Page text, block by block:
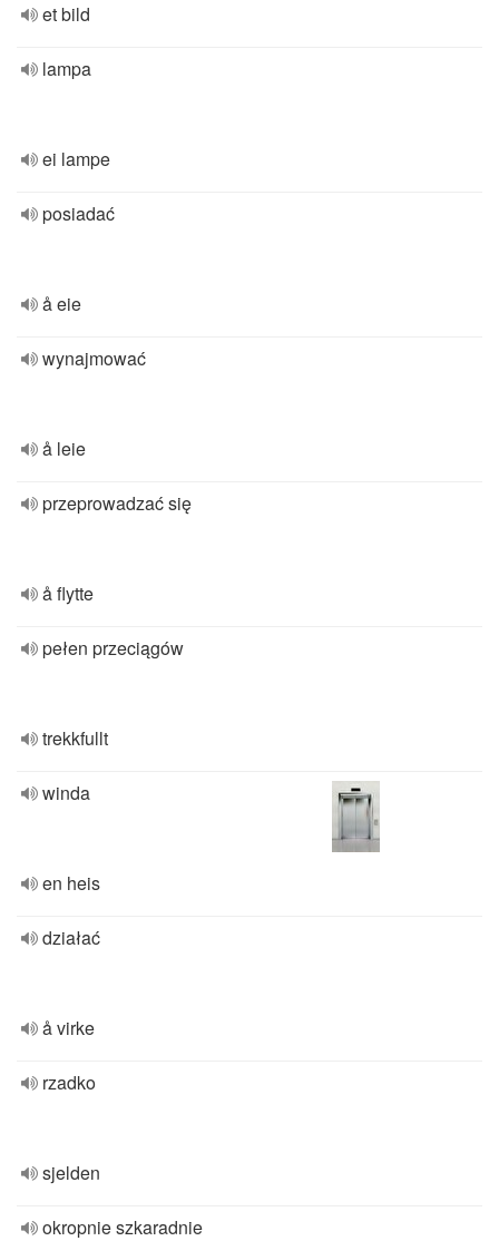
et bild
lampa
ei lampe
posiadać
å eie
wynajmować
å leie
przeprowadzać się
å flytte
pełen przeciągów
trekkfullt
winda
en heis
działać
å virke
rzadko
sjelden
okropnie szkaradnie